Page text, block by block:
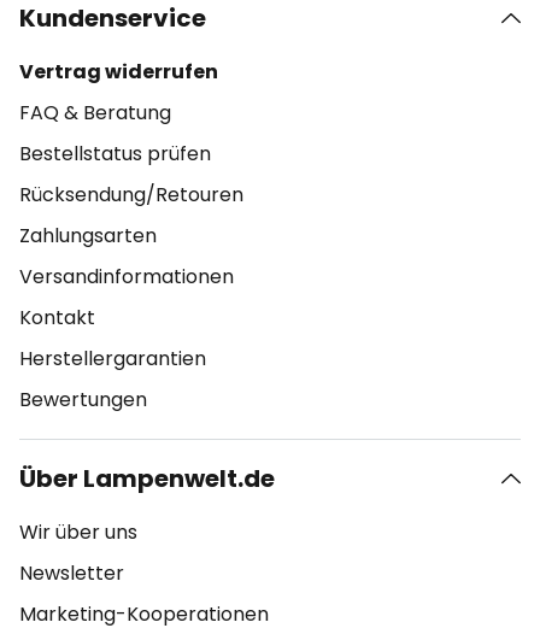
Kundenservice
Vertrag widerrufen
FAQ & Beratung
Bestellstatus prüfen
Rücksendung/Retouren
Zahlungsarten
Versandinformationen
Kontakt
Herstellergarantien
Bewertungen
Über Lampenwelt.de
Wir über uns
Newsletter
Marketing-Kooperationen